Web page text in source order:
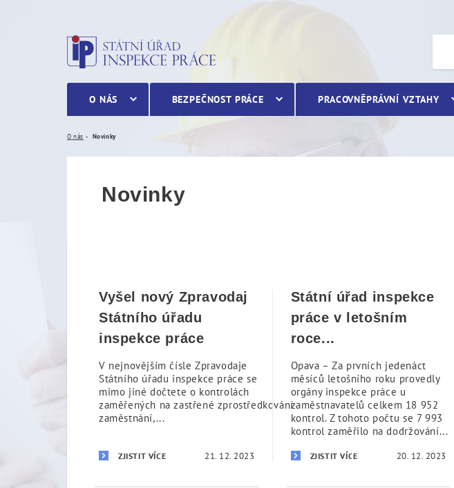
O NÁS BEZPEČNOST PRÁCE PRACOVNĚPRÁVNÍ VZTAHY
O nás Novinky
Novinky
Vyšel nový Zpravodaj
Státního úřadu
inspekce práce
V nejnovějším čísle Zpravodaje
Státního úřadu inspekce práce se
mimo jiné dočtete o kontrolách
zaměřených na zastřené zprostředkování
zaměstnání,...
ZJISTIT VÍCE 21. 12. 2023
Státní úřad inspekce
práce v letošním
roce...
Opava – Za prvních jedenáct
měsíců letošního roku provedly
orgány inspekce práce u
zaměstnavatelů celkem 18 952
kontrol. Z tohoto počtu se 7 993
kontrol zaměřilo na dodržování...
ZJISTIT VÍCE 20. 12. 2023